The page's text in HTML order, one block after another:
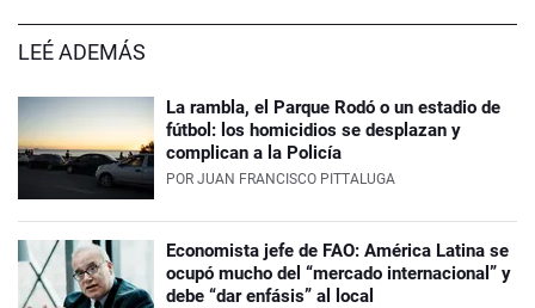
LEÉ ADEMÁS
La rambla, el Parque Rodó o un estadio de
fútbol: los homicidios se desplazan y
complican a la Policía
POR JUAN FRANCISCO PITTALUGA
Economista jefe de FAO: América Latina se
ocupó mucho del “mercado internacional” y
debe “dar enfásis” al local